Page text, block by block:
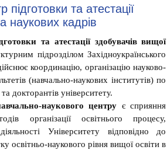
та атестації
наукових кадрів
та атестації здобувачів вищої
підрозділом Західноукраїнського
координацію, організацію науково-
(навчально-наукових інститутів) по
докторантів університету.
наукового центру є сприяння
організації освітнього процесу,
Університету відповідно до
освітньо-наукового рівня вищої освіти в